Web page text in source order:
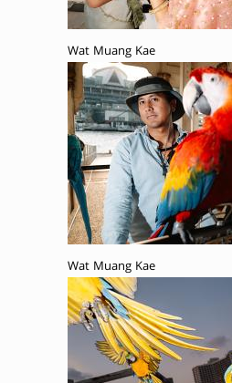
Wat Muang Kae
Wat Muang Kae